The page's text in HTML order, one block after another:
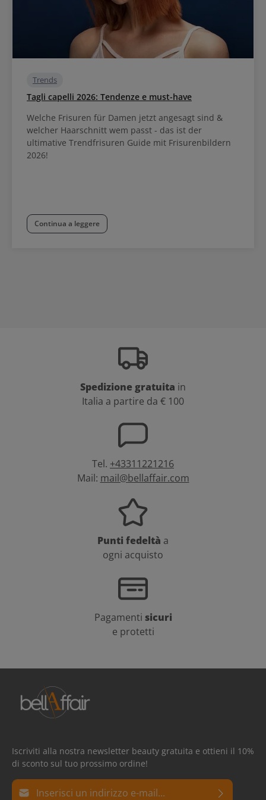
Trends
Tagli capelli 2026: Tendenze e must-have
Welche Frisuren für Damen jetzt angesagt sind &
welcher Haarschnitt wem passt - das ist der
ultimative Trendfrisuren Guide mit Frisurenbildern
2026!
Continua a leggere
Spedizione gratuita in
Italia a partire da € 100
Tel. +43311221216
Mail: mail@bellaffair.com
Punti fedeltà a
ogni acquisto
Pagamenti sicuri
e protetti
Iscriviti alla nostra newsletter beauty gratuita e ottieni il 10%
di sconto sul tuo prossimo ordine!
Indirizzo e-mail*